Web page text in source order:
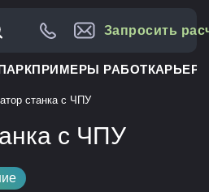
Запросить
ПРИМЕРЫ РАБОТКАРЬЕРА
станка с ЧПУ
с ЧПУ